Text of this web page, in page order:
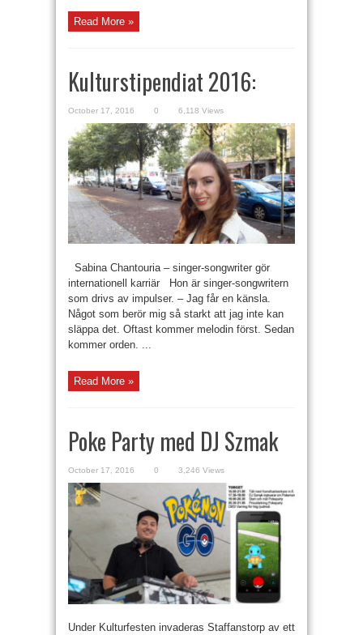
Read More »
Kulturstipendiat 2016:
October 17, 2016 0 6,118 Views
Sabina Chantouria – singer-songwriter gör
internationell karriär Hon är singer-songwritern
som drivs av impulser. – Jag får en känsla.
Något som berör mig så starkt att jag inte kan
släppa det. Oftast kommer melodin först. Sedan
kommer orden. ...
Read More »
Poke Party med DJ Szmak
October 17, 2016 0 3,246 Views
Under Kulturfesten invaderas Staffanstorp av ett